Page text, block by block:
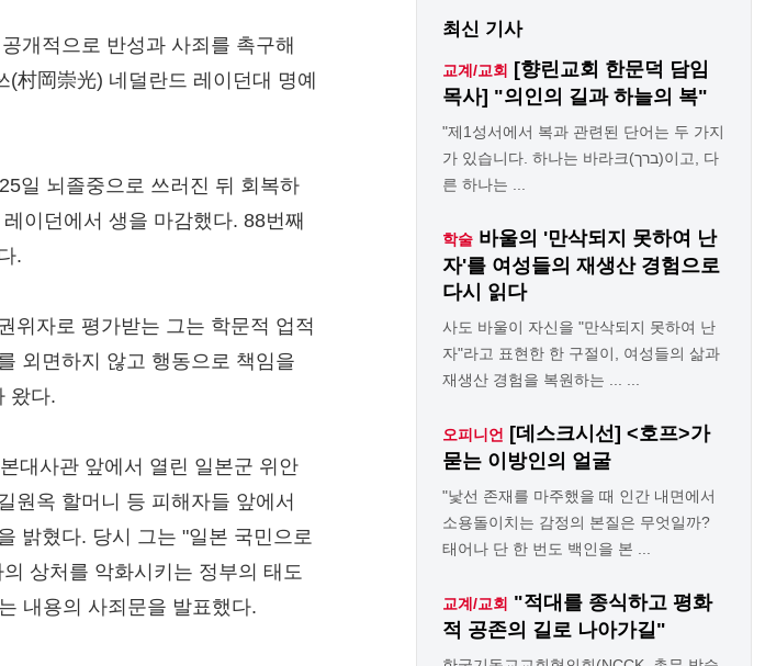
개적으로 반성과 사죄를 촉구해
村岡崇光) 네덜란드 레이던대 명예
일 뇌졸중으로 쓰러진 뒤 회복하
이던에서 생을 마감했다. 88번째
.
위자로 평가받는 그는 학문적 업적
외면하지 않고 행동으로 책임을
왔다.
대사관 앞에서 열린 일본군 위안
원옥 할머니 등 피해자들 앞에서
밝혔다. 당시 그는 "일본 국민으로
상처를 악화시키는 정부의 태도
내용의 사죄문을 발표했다.
최신 기사
교계/교회
[향린교회 한문덕 담임
목사] "의인의 길과 하늘의 복"
"제1성서에서 복과 관련된 단어는 두 가지
가 있습니다. 하나는 바라크(ברך)이고, 다
른 하나는 ...
학술 바울의 '만삭되지 못하여 난
자'를 여성들의 재생산 경험으로
다시 읽다
사도 바울이 자신을 "만삭되지 못하여 난
자"라고 표현한 한 구절이, 여성들의 삶과
재생산 경험을 복원하는 ... ...
오피니언
[데스크시선] <호프>가
묻는 이방인의 얼굴
"낯선 존재를 마주했을 때 인간 내면에서
소용돌이치는 감정의 본질은 무엇일까?
태어나 단 한 번도 백인을 본 ...
교계/교회 "적대를 종식하고 평화
적 공존의 길로 나아가길"